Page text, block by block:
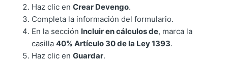
Haz clic enCrear Devengo.
Completa la información del formulario.
En la sección Incluir en cálculos de, marca la
casilla40% Artículo 30 de la Ley 1393.
Haz clic enGuardar.